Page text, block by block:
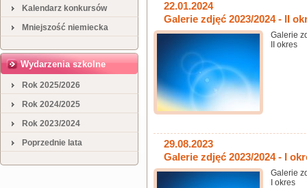
Kalendarz konkursów
Mniejszość niemiecka
Wydarzenia szkolne
Rok 2025/2026
Rok 2024/2025
Rok 2023/2024
Poprzednie lata
22.01.2024
Galerie zdjęć 2023/2024 - II
Galerie
II okres
29.08.2023
Galerie zdjęć 2023/2024 - I
Galerie
I okres